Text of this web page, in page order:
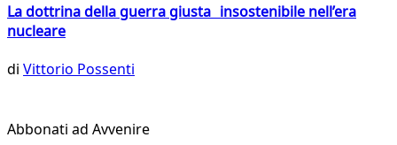
La dottrina della guerra giusta insostenibile nell’era
nucleare
di Vittorio Possenti
Abbonati ad Avvenire